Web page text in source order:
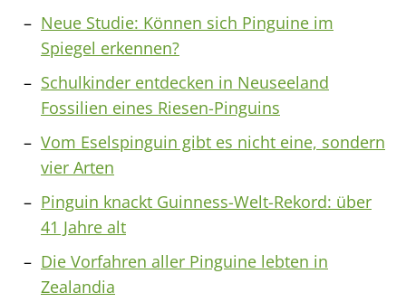
Neue Studie: Können sich Pinguine im
Spiegel erkennen?
Schulkinder entdecken in Neuseeland
Fossilien eines Riesen-Pinguins
Vom Eselspinguin gibt es nicht eine, sondern
vier Arten
Pinguin knackt Guinness-Welt-Rekord: über
41 Jahre alt
Die Vorfahren aller Pinguine lebten in
Zealandia